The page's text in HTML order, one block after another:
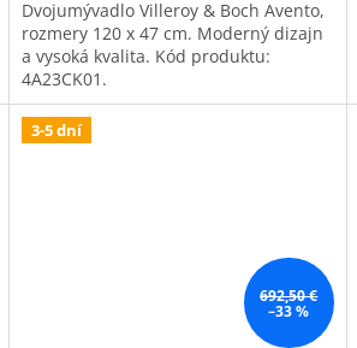
Dvojumývadlo Villeroy & Boch Avento,
rozmery 120 x 47 cm. Moderný dizajn
a vysoká kvalita. Kód produktu:
4A23CK01.
3-5 dní
692,50 €
–33 %